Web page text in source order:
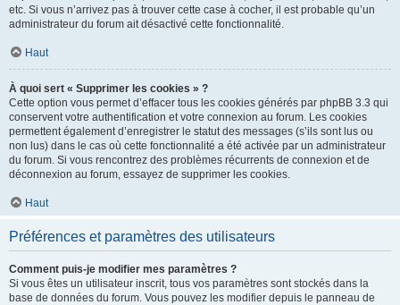
etc. Si vous n’arrivez pas à trouver cette case à cocher, il est probable qu’un
administrateur du forum ait désactivé cette fonctionnalité.
Haut
À quoi sert « Supprimer les cookies » ?
Cette option vous permet d’effacer tous les cookies générés par phpBB 3.3 qui
conservent votre authentification et votre connexion au forum. Les cookies
permettent également d’enregistrer le statut des messages (s’ils sont lus ou
non lus) dans le cas où cette fonctionnalité a été activée par un administrateur
du forum. Si vous rencontrez des problèmes récurrents de connexion et de
déconnexion au forum, essayez de supprimer les cookies.
Haut
Préférences et paramètres des utilisateurs
Comment puis-je modifier mes paramètres ?
Si vous êtes un utilisateur inscrit, tous vos paramètres sont stockés dans la
base de données du forum. Vous pouvez les modifier depuis le panneau de